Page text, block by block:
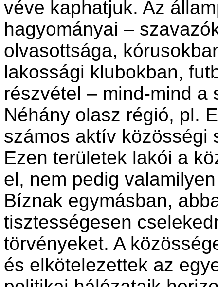
véve kaphatjuk. Az
hagyományai –
olvasottsága,
lakossági klubokban,
részvétel – mind-mind a
Néhány olasz régió, pl.
számos aktív közösségi
Ezen területek lakói a
el, nem pedig
Bíznak egymásban,
tisztességesen
törvényeket. A
és elkötelezettek az